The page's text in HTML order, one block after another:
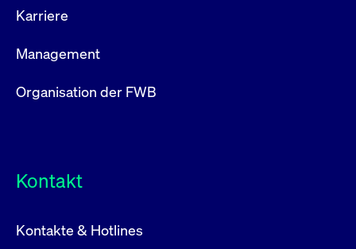
Karriere
Management
Organisation der FWB
Kontakt
Kontakte & Hotlines